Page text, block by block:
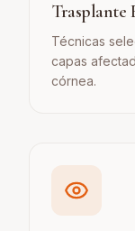
Trasplante
Técnicas
capas
córnea.